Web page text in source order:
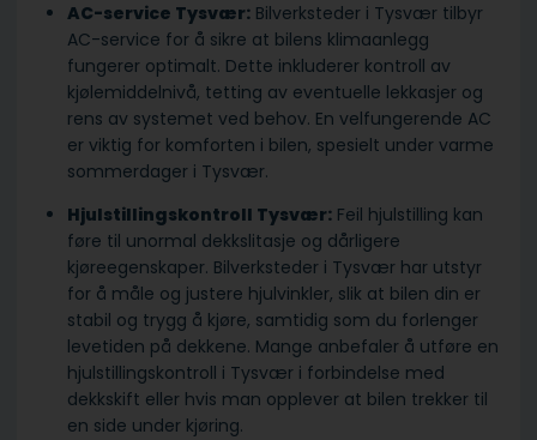
AC-service Tysvær: Bilverksteder i Tysvær tilbyr
AC-service for å sikre at bilens klimaanlegg
fungerer optimalt. Dette inkluderer kontroll av
kjølemiddelnivå, tetting av eventuelle lekkasjer og
rens av systemet ved behov. En velfungerende AC
er viktig for komforten i bilen, spesielt under varme
sommerdager i Tysvær.
Hjulstillingskontroll Tysvær: Feil hjulstilling kan
føre til unormal dekkslitasje og dårligere
kjøreegenskaper. Bilverksteder i Tysvær har utstyr
for å måle og justere hjulvinkler, slik at bilen din er
stabil og trygg å kjøre, samtidig som du forlenger
levetiden på dekkene. Mange anbefaler å utføre en
hjulstillingskontroll i Tysvær i forbindelse med
dekkskift eller hvis man opplever at bilen trekker til
en side under kjøring.